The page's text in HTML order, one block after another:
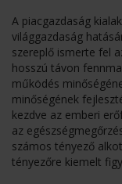
A piacgazdaság
világgazdaság
szereplő ismerte fel
hosszú távon
működés
minőségének
kezdve az emberi
az
számos tényező
tényezőre kiemelt